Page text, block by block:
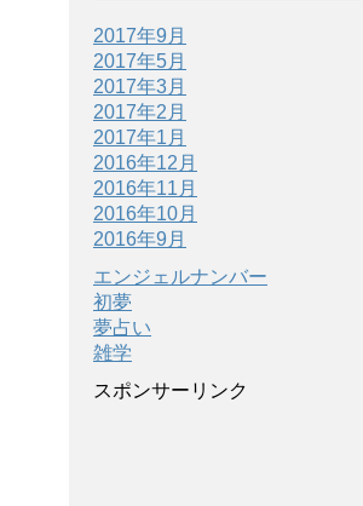
2017年9月
2017年5月
2017年3月
2017年2月
2017年1月
2016年12月
2016年11月
2016年10月
2016年9月
エンジェルナンバー
初夢
夢占い
雑学
スポンサーリンク